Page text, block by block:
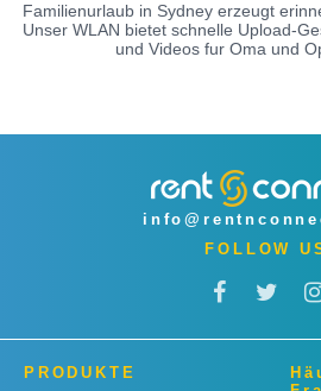
Familienurlaub in Sydney erzeugt
Unser WLAN bietet schnelle Upload-
und Videos fur Oma und
FOLLOW
PRODUKTE